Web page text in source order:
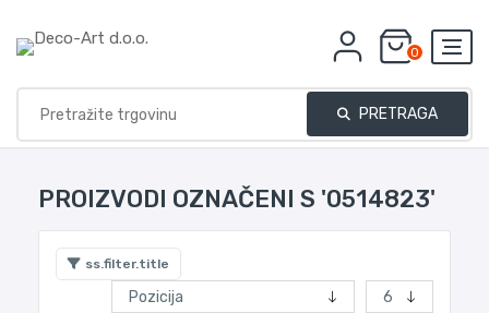
0
PRETRAGA
PROIZVODI OZNAČENI S '0514823'
ss.filter.title